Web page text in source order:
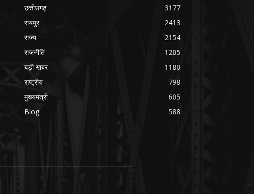
छत्तीसगढ़
3177
रायपुर
2413
राज्य
2154
राजनीति
1205
बड़ी खबर
1180
राष्ट्रीय
798
मुख्यमंत्री
605
Blog
588